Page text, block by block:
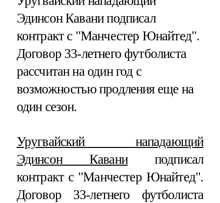
Эдинсон Кавани подписал
контракт с "Манчестер Юнайтед".
Договор 33-летнего футболиста
рассчитан на один год с
возможностью продления еще на
один сезон.
Уругвайский нападающий
Эдинсон Каваниподписал
контракт с "Манчестер Юнайтед".
Договор 33-летнего футболиста